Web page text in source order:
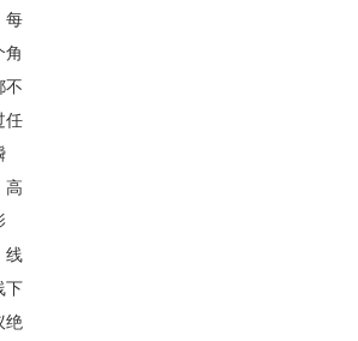
每
角
不
任
高
线
下
绝